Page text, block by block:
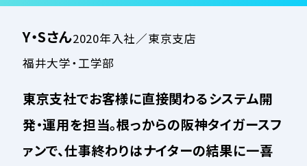
Y・Sさん2020年入社／東京支店
福井大学・工学部
東京支社でお客様に直接関わるシステム開
発・運用を担当。根っからの阪神タイガースフ
ァンで、仕事終わりはナイターの結果に一喜